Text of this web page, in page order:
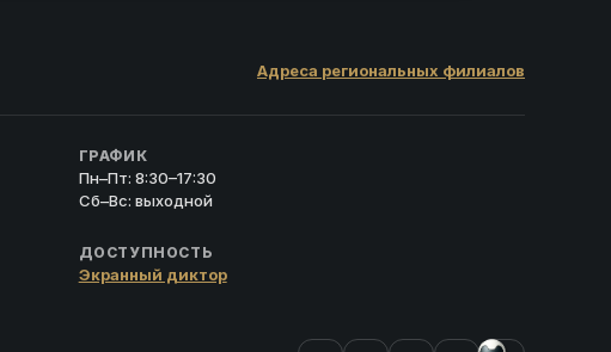
Адреса региональных филиалов
ГРАФИК
Пн–Пт: 8:30–17:30
Сб–Вс: выходной
ДОСТУПНОСТЬ
Экранный диктор